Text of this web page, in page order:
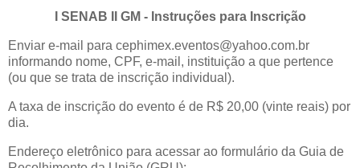
I SENAB II GM - Instruções para Inscrição
Enviar e-mail para cephimex.eventos@yahoo.com.br
informando nome, CPF, e-mail, instituição a que pertence
(ou que se trata de inscrição individual).
A taxa de inscrição do evento é de R$ 20,00 (vinte reais) por
dia.
Endereço eletrônico para acessar ao formulário da Guia de